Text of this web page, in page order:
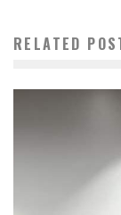
RELATED